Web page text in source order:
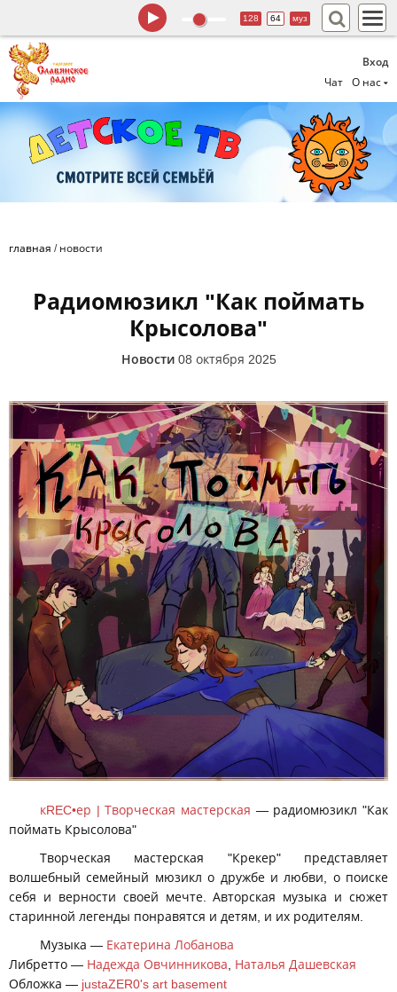
Вход
Чат
О нас
128 64 муз
главная / новости
Радиомюзикл "Как поймать
Крысолова"
Новости 08 октября 2025
кREC•ер | Творческая мастерская — радиомюзикл "Как
поймать Крысолова"
Творческая мастерская "Крекер" представляет
волшебный семейный мюзикл о дружбе и любви, о поиске
себя и верности своей мечте. Авторская музыка и сюжет
старинной легенды понравятся и детям, и их родителям.
Музыка — Екатерина Лобанова
Либретто — Надежда Овчинникова
Наталья Дашевская
Обложка — justaZER0's art basement